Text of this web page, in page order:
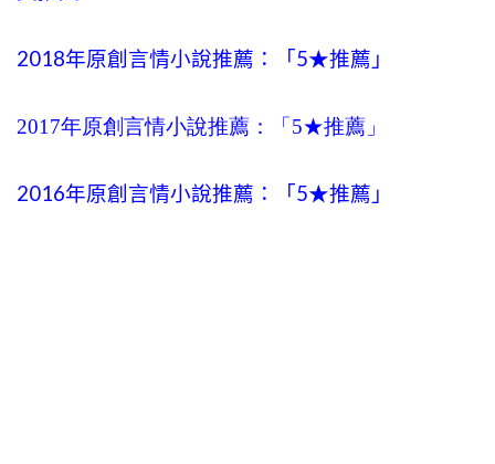
2018年原創言情小說推薦：「5★推薦」
2017年原創言情小說推薦：「5★推薦」
2016年原創言情小說推薦：「5★推薦」